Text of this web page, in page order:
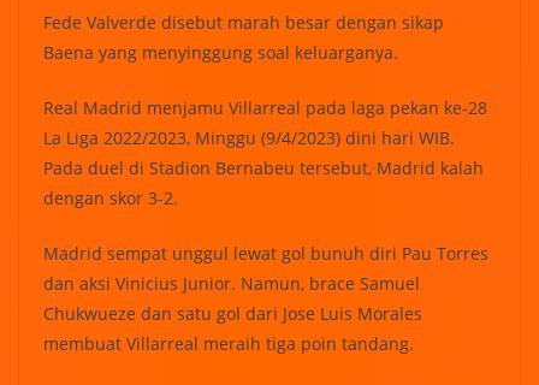
Fede Valverde disebut marah besar dengan sikap
Baena yang menyinggung soal keluarganya.
Real Madrid menjamu Villarreal pada laga pekan ke-28
La Liga 2022/2023, Minggu (9/4/2023) dini hari WIB.
Pada duel di Stadion Bernabeu tersebut, Madrid kalah
dengan skor 3-2.
Madrid sempat unggul lewat gol bunuh diri Pau Torres
dan aksi Vinicius Junior. Namun, brace Samuel
Chukwueze dan satu gol dari Jose Luis Morales
membuat Villarreal meraih tiga poin tandang.